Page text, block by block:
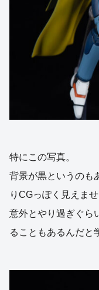
特にこの写真。
背景が黒というのも
りCGっぽく見えませ
意外とやり過ぎぐら
ることもあるんだと